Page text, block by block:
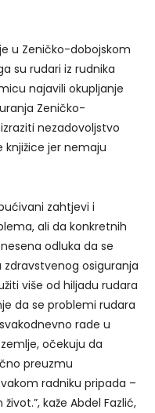
u Zeničko-dobojskom
su rudari iz rudnika
najavili okupljanje
Zeničko-
nezadovoljstvo
jer nemaju
zahtjevi i
ali da konkretnih
odluka da se
osiguranja
više od hiljadu rudara
da se problemi rudara
rade u
očekuju da
preuzmu
radniku pripada –
kaže Abdel Fazlić,